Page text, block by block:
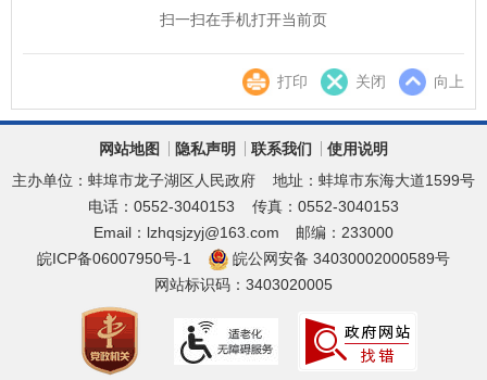
扫一扫在手机打开当前页
打印 关闭 向上
网站地图 隐私声明 联系我们
使用说明
主办单位：蚌埠市龙子湖区人民政府
地址：蚌埠市东海大道1599号
电话：0552-3040153
传真：0552-3040153
Email：lzhqsjzyj@163.com
邮编：233000
皖ICP备06007950号-1
皖公网安备 34030002000589号
网站标识码：3403020005